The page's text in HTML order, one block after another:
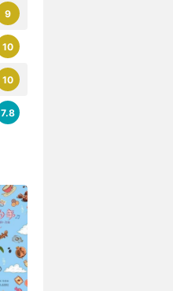
7.8
10
10
9